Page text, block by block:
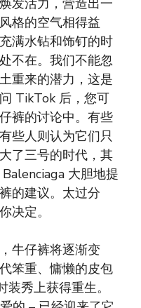
发活力，营造出一
格的空气相得益
满水钻和饰钉的时
不在。我们不能忽
重来的潜力，这是
TikTok 后，您可
裤的讨论中。有些
些人则认为它们只
了三号的时代，其
大胆地提
的建议。太过分
决定。
牛仔裤将逐渐变
笨重、慵懒的皮包
秀上获得重生。